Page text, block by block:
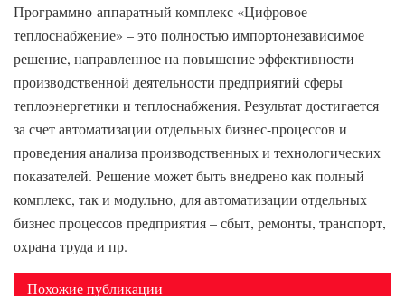
Программно-аппаратный комплекс «Цифровое
теплоснабжение» – это полностью импортонезависимое
решение, направленное на повышение эффективности
производственной деятельности предприятий сферы
теплоэнергетики и теплоснабжения. Результат достигается
за счет автоматизации отдельных бизнес-процессов и
проведения анализа производственных и технологических
показателей. Решение может быть внедрено как полный
комплекс, так и модульно, для автоматизации отдельных
бизнес процессов предприятия – сбыт, ремонты, транспорт,
охрана труда и пр.
Похожие публикации